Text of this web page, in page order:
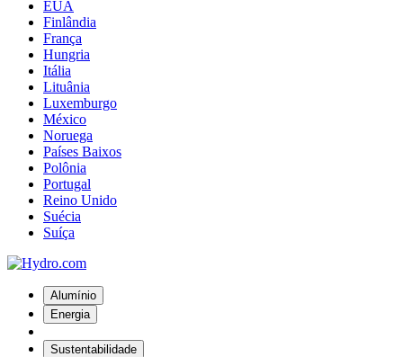
EUA
Finlândia
França
Hungria
Itália
Lituânia
Luxemburgo
México
Noruega
Países Baixos
Polônia
Portugal
Reino Unido
Suécia
Suíça
Alumínio
Energia
Sustentabilidade